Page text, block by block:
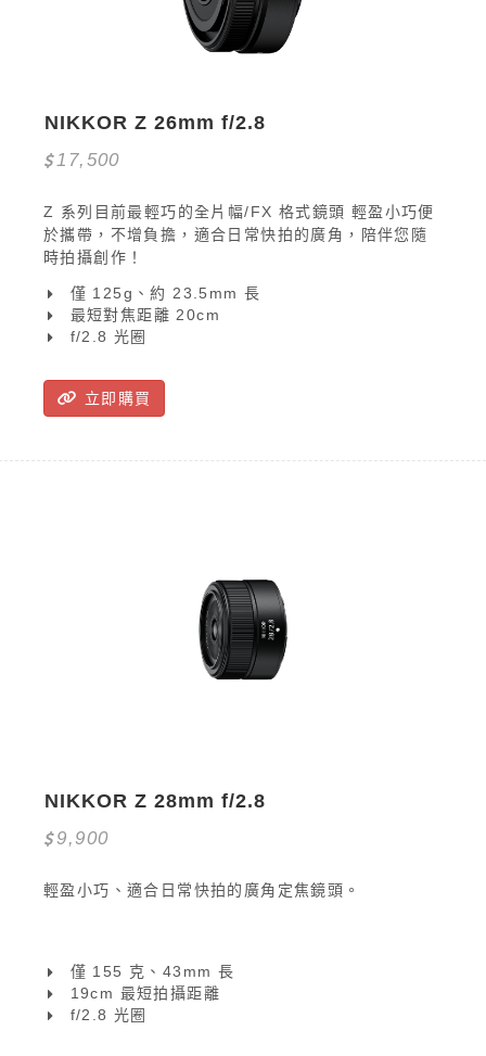
NIKKOR Z 26mm f/2.8
17,500
Z 系列目前最輕巧的全片幅/FX 格式鏡頭 輕盈小巧便
於攜帶，不增負擔，適合日常快拍的廣角，陪伴您隨
時拍攝創作！
僅 125g、約 23.5mm 長
最短對焦距離 20cm
f/2.8 光圈
立即購買
NIKKOR Z 28mm f/2.8
9,900
輕盈小巧、適合日常快拍的廣角定焦鏡頭。
僅 155 克、43mm 長
19cm 最短拍攝距離
f/2.8 光圈